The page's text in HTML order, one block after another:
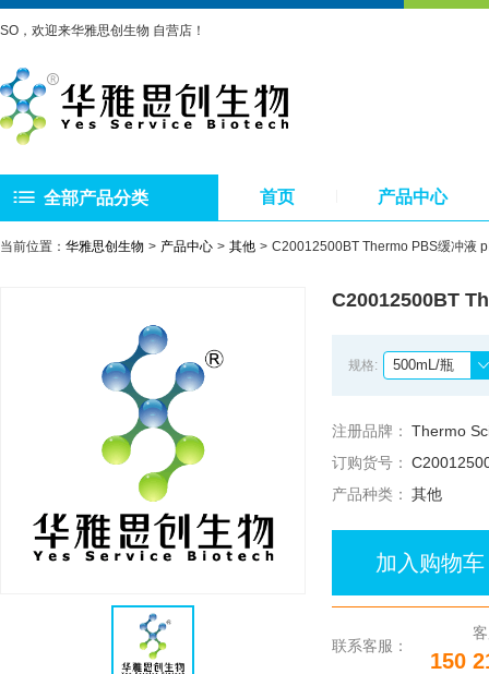
SO，欢迎来华雅思创生物 自营店！
全部产品分类 首页 产品中心
当前位置： 华雅思创生物 产品中心 其他 C20012500BT Thermo PBS缓冲液
C20012500BT
规格: 500mL/瓶
注册品牌： Thermo
订购货号：
产品种类： 其他
加入购物车
联系客服：
150